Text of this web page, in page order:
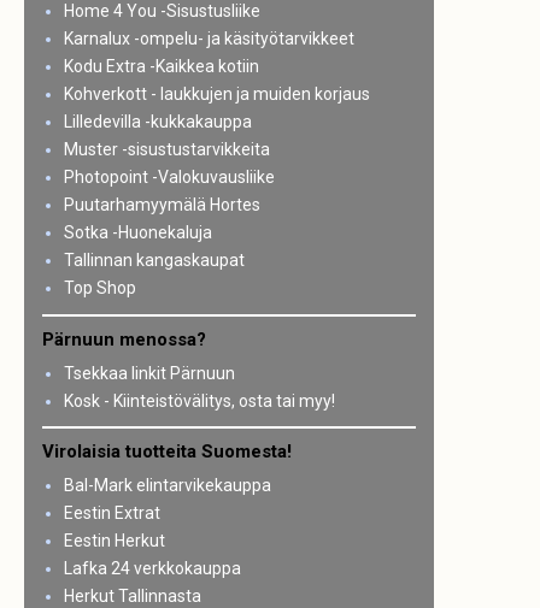
Home 4 You -Sisustusliike
Karnalux -ompelu- ja käsityötarvikkeet
Kodu Extra -Kaikkea kotiin
Kohverkott - laukkujen ja muiden korjaus
Lilledevilla -kukkakauppa
Muster -sisustustarvikkeita
Photopoint -Valokuvausliike
Puutarhamyymälä Hortes
Sotka -Huonekaluja
Tallinnan kangaskaupat
Top Shop
Pärnuun menossa?
Tsekkaa linkit Pärnuun
Kosk - Kiinteistövälitys, osta tai myy!
Virolaisia tuotteita Suomesta!
Bal-Mark elintarvikekauppa
Eestin Extrat
Eestin Herkut
Lafka 24 verkkokauppa
Herkut Tallinnasta